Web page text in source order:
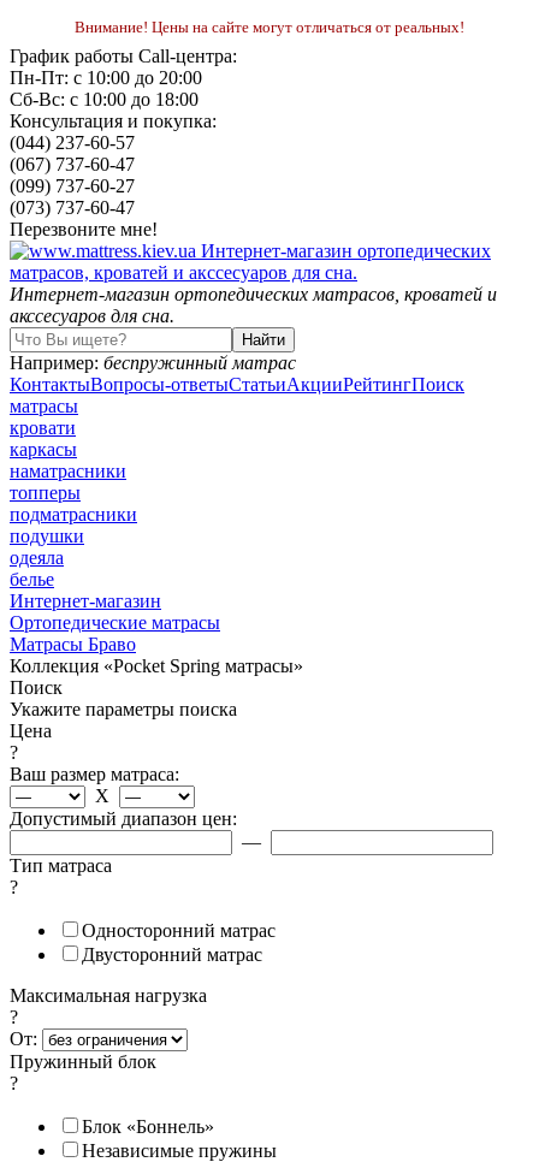
Внимание! Цены на сайте могут отличаться от реальных!
График работы Call-центра:
Пн-Пт: с 10:00 до 20:00
Сб-Вс: с 10:00 до 18:00
Консультация и покупка:
(044) 237-60-57
(067) 737-60-47
(099) 737-60-27
(073) 737-60-47
Перезвоните мне!
Интернет-магазин ортопедических матрасов, кроватей и
акссесуаров для сна.
Например: беспружинный матрас
КонтактыВопросы-ответыСтатьиАкцииРейтингПоиск
матрасы
кровати
каркасы
наматрасники
топперы
подматрасники
подушки
одеяла
белье
Интернет-магазин
Ортопедические матрасы
Матрасы Браво
Коллекция «Pocket Spring матрасы»
Поиск
Укажите параметры поиска
Цена
?
Ваш размер матраса:
X
Допустимый диапазон цен:
—
Тип матраса
?
Односторонний матрас
Двусторонний матрас
Максимальная нагрузка
?
От:
Пружинный блок
?
Блок «Боннель»
Независимые пружины